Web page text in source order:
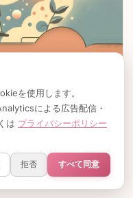
デメリット
つの真実
を使用します。
による広告配信・
は プライバシーポリシー
拒否 すべて同意